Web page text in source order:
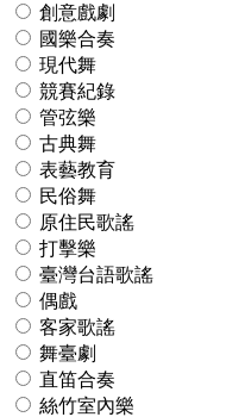
創意戲劇
國樂合奏
現代舞
競賽紀錄
管弦樂
古典舞
表藝教育
民俗舞
原住民歌謠
打擊樂
臺灣台語歌謠
偶戲
客家歌謠
舞臺劇
直笛合奏
絲竹室內樂